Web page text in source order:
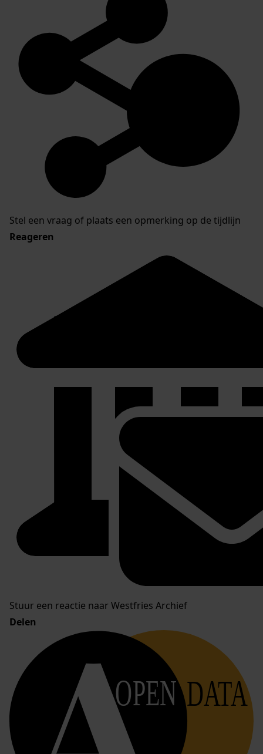
Stel een vraag of plaats een opmerking op de tijdlijn
Reageren
Stuur een reactie naar Westfries Archief
Delen
OPEN DATA